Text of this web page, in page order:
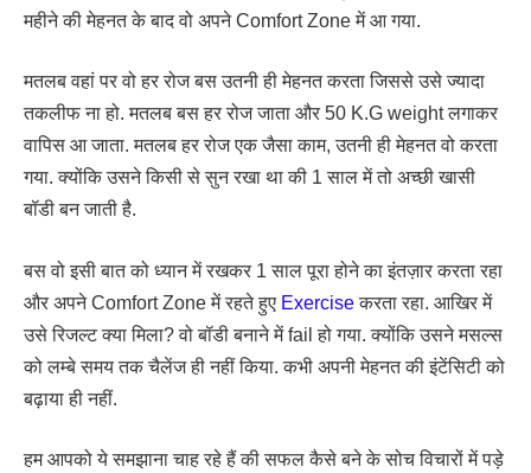
महीने की मेहनत के बाद वो अपने Comfort Zone में आ गया.
मतलब वहां पर वो हर रोज बस उतनी ही मेहनत करता जिससे उसे ज्यादा
तकलीफ ना हो. मतलब बस हर रोज जाता और 50 K.G weight लगाकर
वापिस आ जाता. मतलब हर रोज एक जैसा काम, उतनी ही मेहनत वो करता
गया. क्योंकि उसने किसी से सुन रखा था की 1 साल में तो अच्छी खासी
बॉडी बन जाती है.
बस वो इसी बात को ध्यान में रखकर 1 साल पूरा होने का इंतज़ार करता रहा
और अपने Comfort Zone में रहते हुए Exerciseकरता रहा. आखिर में
उसे रिजल्ट क्या मिला? वो बॉडी बनाने में fail हो गया. क्योंकि उसने मसल्स
को लम्बे समय तक चैलेंज ही नहीं किया. कभी अपनी मेहनत की इंटेंसिटी को
बढ़ाया ही नहीं.
हम आपको ये समझाना चाह रहे हैं की सफल कैसे बने के सोच विचारों में पड़े